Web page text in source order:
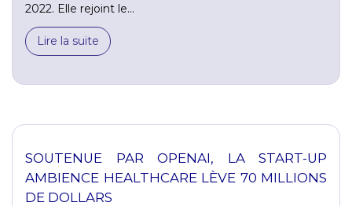
2022. Elle rejoint le...
Lire la suite
SOUTENUE PAR OPENAI, LA START-UP
AMBIENCE HEALTHCARE LÈVE 70 MILLIONS
DE DOLLARS